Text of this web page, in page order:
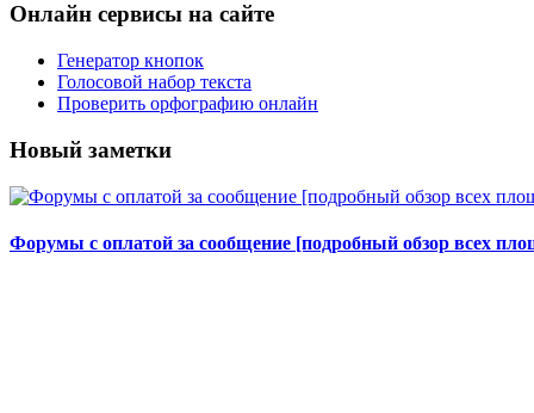
Онлайн сервисы на сайте
Генератор кнопок
Голосовой набор текста
Проверить орфографию онлайн
Новый заметки
Форумы с оплатой за сообщение [подробный обзор всех